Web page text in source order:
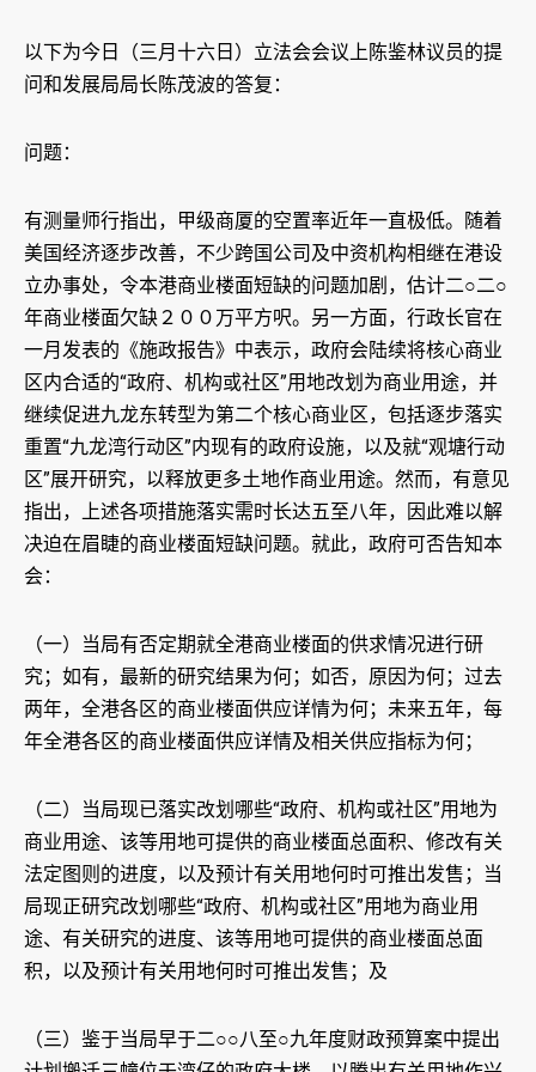
以下为今日（三月十六日）立法会会议上陈鉴林议员的提
问和发展局局长陈茂波的答复：
问题：
有测量师行指出，甲级商厦的空置率近年一直极低。随着
美国经济逐步改善，不少跨国公司及中资机构相继在港设
立办事处，令本港商业楼面短缺的问题加剧，估计二○二○
年商业楼面欠缺２００万平方呎。另一方面，行政长官在
一月发表的《施政报告》中表示，政府会陆续将核心商业
区内合适的“政府、机构或社区”用地改划为商业用途，并
继续促进九龙东转型为第二个核心商业区，包括逐步落实
重置“九龙湾行动区”内现有的政府设施，以及就“观塘行动
区”展开研究，以释放更多土地作商业用途。然而，有意见
指出，上述各项措施落实需时长达五至八年，因此难以解
决迫在眉睫的商业楼面短缺问题。就此，政府可否告知本
会：
（一）当局有否定期就全港商业楼面的供求情况进行研
究；如有，最新的研究结果为何；如否，原因为何；过去
两年，全港各区的商业楼面供应详情为何；未来五年，每
年全港各区的商业楼面供应详情及相关供应指标为何；
（二）当局现已落实改划哪些“政府、机构或社区”用地为
商业用途、该等用地可提供的商业楼面总面积、修改有关
法定图则的进度，以及预计有关用地何时可推出发售；当
局现正研究改划哪些“政府、机构或社区”用地为商业用
途、有关研究的进度、该等用地可提供的商业楼面总面
积，以及预计有关用地何时可推出发售；及
（三）鉴于当局早于二○○八至○九年度财政预算案中提出